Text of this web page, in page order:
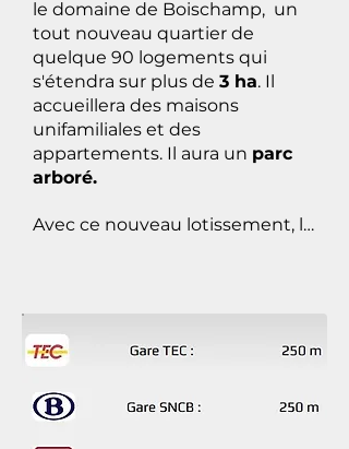
le domaine de Boischamp, un
tout nouveau quartier de
quelque 90 logements qui
s'étendra sur plus de 3 ha. Il
accueillera des maisons
unifamiliales et des
appartements. Il aura un parc
arboré.
Avec ce nouveau lotissement, la
dans le Brabant wallon.
Le terrain de Jardin'âges s'étend